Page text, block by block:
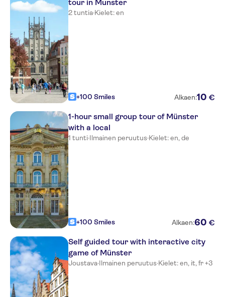
tour in Munster
2 tuntia·Kielet: en
+100 Smiles Alkaen:10 €
1-hour small group tour of Münster
with a local
1 tunti·Ilmainen peruutus·Kielet: en, de
+100 Smiles Alkaen:60 €
Self guided tour with interactive city
game of Münster
Joustava·Ilmainen peruutus·Kielet: en, it, fr +3